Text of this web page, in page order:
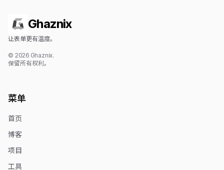
Ghaznix
让表单更有温度。
© 2026 Ghaznix.
保留所有权利。
菜单
首页
博客
项目
工具